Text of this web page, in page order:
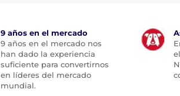
9 años en el mercado
9 años en el mercado nos
han dado la experiencia
suficiente para convertirnos
en líderes del mercado
mundial.